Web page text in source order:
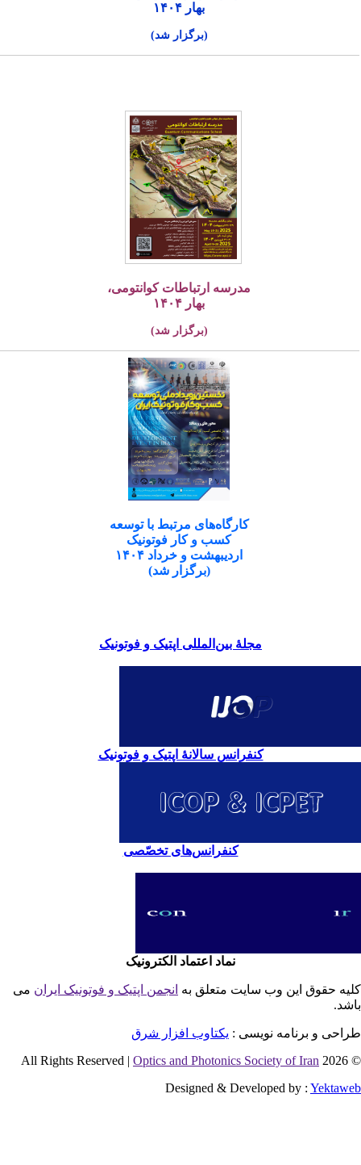
بهار ۱۴۰۴
(برگزار شد)
مدرسه ارتباطات کوانتومی،
بهار ۱۴۰۴
(برگزار شد)
کارگاه‌های مرتبط با توسعه
کسب و کار فوتونیک
اردیبهشت و خرداد ۱۴۰۴
(برگزار شد)
مجلۀ بین‌المللی اپتیک و فوتونیک
کنفرانس سالانۀ اپتیک و فوتونیک
کنفرانس‌های تخصّصی
نماد اعتماد الکترونیک
حقوق این وب سایت متعلق بهانجمن اپتیک و فوتونیک ایران می
و برنامه نویسی : یکتاوب افزار شرق
©
Optics and Photonics Society of Iran
Designed & Developed by :